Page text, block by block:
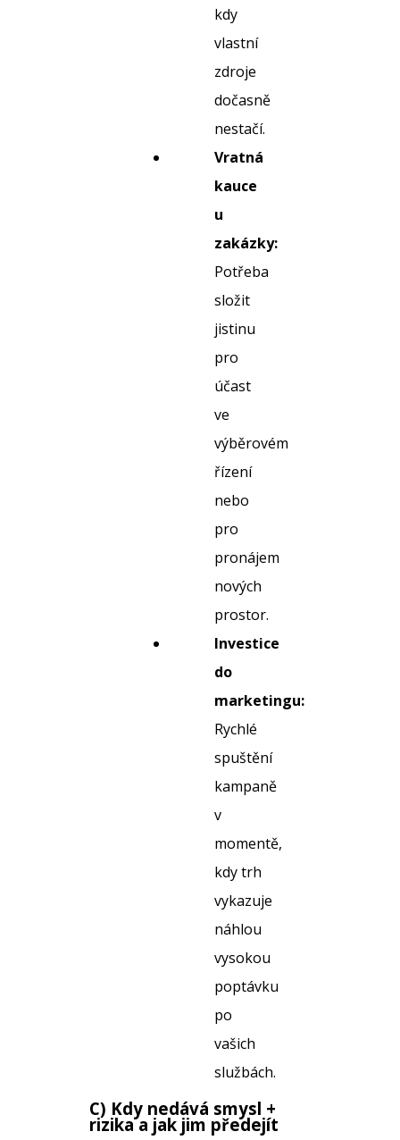
kdy
vlastní
zdroje
dočasně
nestačí.
Vratná
kauce
u
zakázky:
Potřeba
složit
jistinu
pro
účast
ve
výběrovém
řízení
nebo
pro
pronájem
nových
prostor.
Investice
do
marketingu:
Rychlé
spuštění
kampaně
v
momentě,
kdy trh
vykazuje
náhlou
vysokou
poptávku
po
vašich
službách.
C) Kdy nedává smysl +
rizika a jak jim předejít